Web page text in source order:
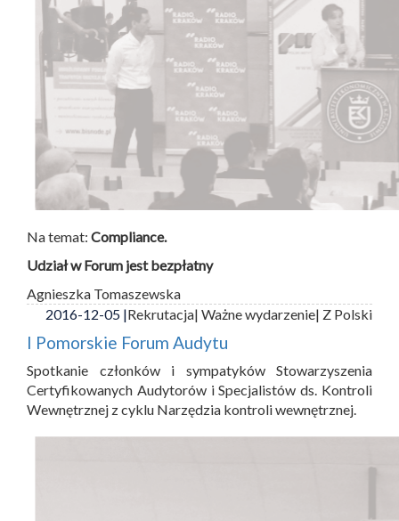
Na temat: Compliance.
Udział w Forum jest bezpłatny
Agnieszka Tomaszewska
2016-12-05 |Rekrutacja| Ważne wydarzenie| Z Polski
I Pomorskie Forum Audytu
Spotkanie członków i sympatyków Stowarzyszenia
Certyfikowanych Audytorów i Specjalistów ds. Kontroli
Wewnętrznej z cyklu Narzędzia kontroli wewnętrznej.